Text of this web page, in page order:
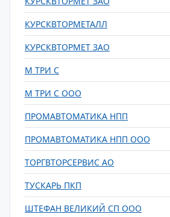
КУРСКВТОРМЕТАЛЛ
КУРСКВТОРМЕТ ЗАО
М ТРИ С
М ТРИ С ООО
ПРОМАВТОМАТИКА НПП
ПРОМАВТОМАТИКА НПП ООО
ТОРГВТОРСЕРВИС АО
ТУСКАРЬ ПКП
ШТЕФАН ВЕЛИКИЙ СП ООО